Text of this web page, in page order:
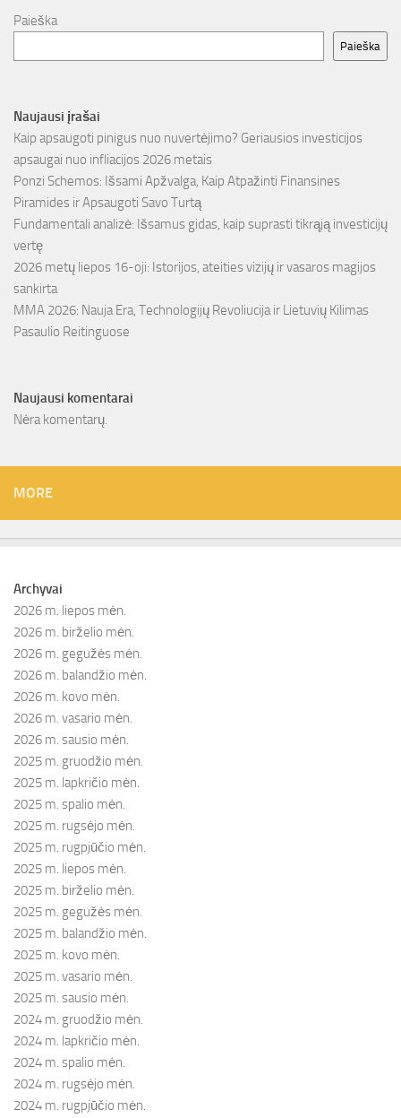
Paieška
Paieška
Naujausi įrašai
Kaip apsaugoti pinigus nuo nuvertėjimo? Geriausios investicijos
apsaugai nuo infliacijos 2026 metais
Ponzi Schemos: Išsami Apžvalga, Kaip Atpažinti Finansines
Piramides ir Apsaugoti Savo Turtą
Fundamentali analizė: Išsamus gidas, kaip suprasti tikrąją investicijų
vertę
2026 metų liepos 16-oji: Istorijos, ateities vizijų ir vasaros magijos
sankirta
MMA 2026: Nauja Era, Technologijų Revoliucija ir Lietuvių Kilimas
Pasaulio Reitinguose
Naujausi komentarai
Nėra komentarų.
MORE
Archyvai
2026 m. liepos mėn.
2026 m. birželio mėn.
2026 m. gegužės mėn.
2026 m. balandžio mėn.
2026 m. kovo mėn.
2026 m. vasario mėn.
2026 m. sausio mėn.
2025 m. gruodžio mėn.
2025 m. lapkričio mėn.
2025 m. spalio mėn.
2025 m. rugsėjo mėn.
2025 m. rugpjūčio mėn.
2025 m. liepos mėn.
2025 m. birželio mėn.
2025 m. gegužės mėn.
2025 m. balandžio mėn.
2025 m. kovo mėn.
2025 m. vasario mėn.
2025 m. sausio mėn.
2024 m. gruodžio mėn.
2024 m. lapkričio mėn.
2024 m. spalio mėn.
2024 m. rugsėjo mėn.
2024 m. rugpjūčio mėn.